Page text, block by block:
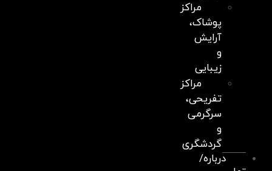
مراکز
پوشاک،
آرایش
و
زیبایی
مراکز
تفریحی،
سرگرمی
و
گردشگری
درباره/